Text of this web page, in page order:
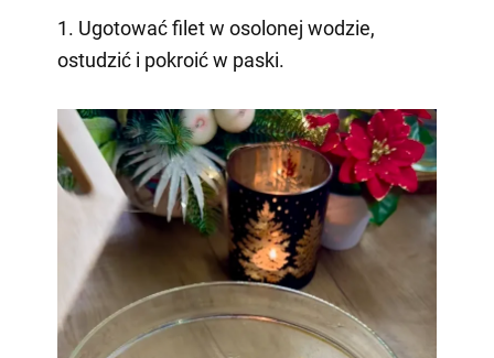
1. Ugotować filet w osolonej wodzie,
ostudzić i pokroić w paski.